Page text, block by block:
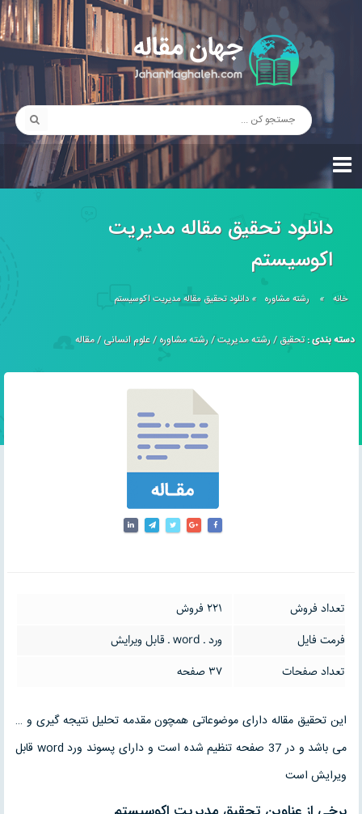
دانلود تحقیق مقاله مديريت
اكوسيستم
خانه » رشته مشاوره »دانلود تحقیق مقاله مديريت اكوسيستم
دسته بندی :تحقیق/رشته مدیریت/رشته مشاوره/علوم انسانی/مقاله
تعداد فروش
221 فروش
فرمت فایل
ورد ـ word ـ قابل ویرایش
تعداد صفحات
37 صفحه
این تحقیق مقاله دارای موضوعاتی همچون مقدمه تحلیل نتیجه گیری و …
می باشد و در 37 صفحه تنظیم شده است و دارای پسوند ورد word قابل
ویرایش است